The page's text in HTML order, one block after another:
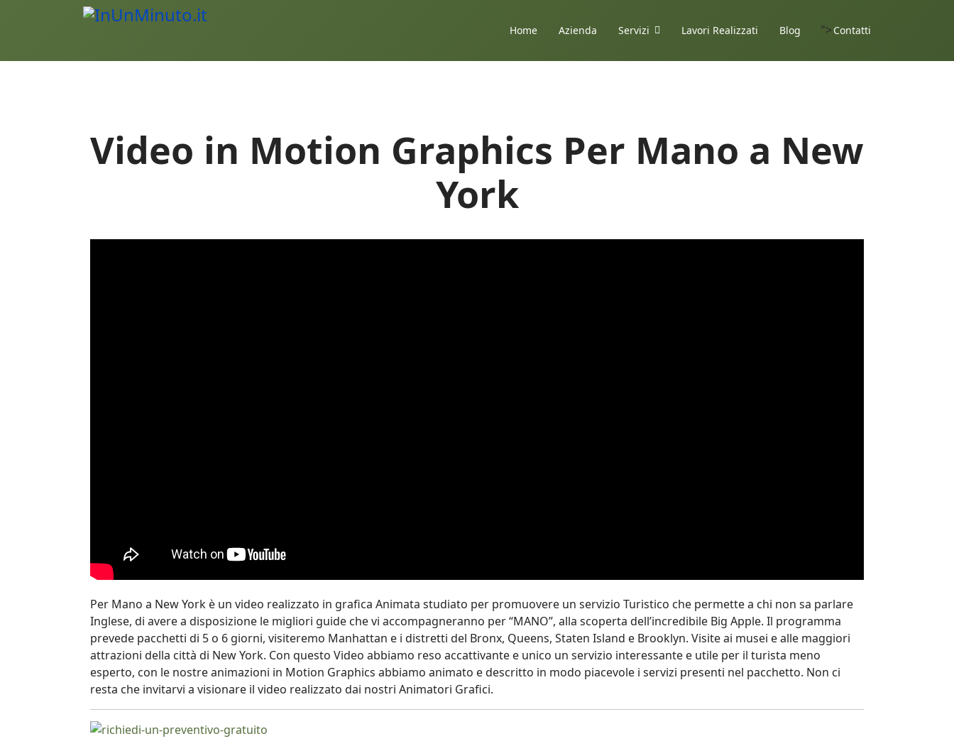
Home Azienda Servizi Lavori Realizzati Blog "> Contatti
Video in Motion Graphics Per Mano a New
York
Per Mano a New York è un video realizzato in grafica Animata studiato per promuovere un servizio Turistico che permette a chi non sa parlare
Inglese, di avere a disposizione le migliori guide che vi accompagneranno per “MANO”, alla scoperta dell’incredibile Big Apple. Il programma
prevede pacchetti di 5 o 6 giorni, visiteremo Manhattan e i distretti del Bronx, Queens, Staten Island e Brooklyn. Visite ai musei e alle maggiori
attrazioni della città di New York. Con questo Video abbiamo reso accattivante e unico un servizio interessante e utile per il turista meno
esperto, con le nostre animazioni in Motion Graphics abbiamo animato e descritto in modo piacevole i servizi presenti nel pacchetto. Non ci
resta che invitarvi a visionare il video realizzato dai nostri Animatori Grafici.